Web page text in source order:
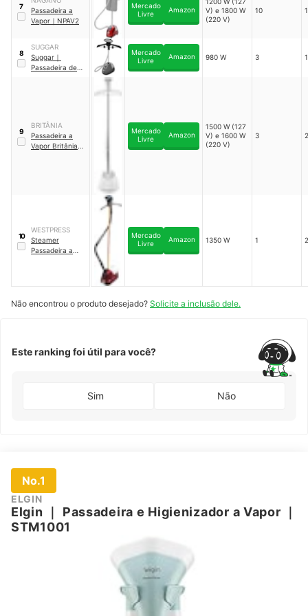
7
Passadeira a
Vapor ｜ NPAV2
Mercado
Livre
Amazon
V) e 1800 W
(220 V)
10
8
SUGGAR
Suggar ｜
Passadeira de
Mercado
Livre
Amazon 980 W 3
9
BRITÂNIA
Passadeira a
Vapor Britânia
Mercado
Livre
Amazon
1500 W (127
V) e 1600 W
(220 V)
3
10
WESTPRESS
Steamer
Passadeira a
Mercado
Livre
Amazon 1350 W 1
Não encontrou o produto desejado? Solicite a inclusão dele.
Este ranking foi útil para você?
Sim Não
No.1
ELGIN
Elgin ｜ Passadeira e Higienizador a Vapor ｜
STM1001